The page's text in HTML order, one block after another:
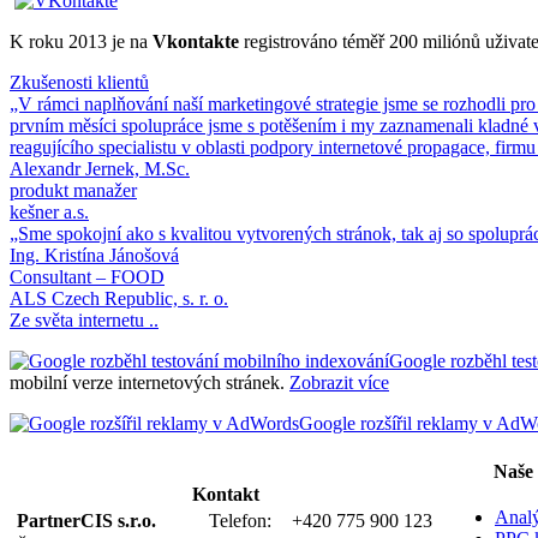
K roku 2013 je na Vkontakte registrováno téměř 200 miliónů
Zkušenosti klientů
„V rámci naplňování naší marketingové strategie jsme se rozhodli
prvním měsíci spolupráce jsme s potěšením i my zaznamenali
reagujícího specialistu v oblasti podpory internetové propagace,
Alexandr Jernek, M.Sc.
produkt manažer
kešner a.s.
„Sme spokojní ako s kvalitou vytvorených stránok, tak aj so
Ing. Kristína Jánošová
Consultant – FOOD
ALS Czech Republic, s. r. o.
Ze světa internetu ..
Google rozběhl
mobilní verze internetových stránek. Zobrazit více
Google rozšířil reklamy v
Kontakt
PartnerCIS s.r.o.
Telefon:
+420 775 900 123